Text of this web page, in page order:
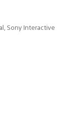
Sony Interactive